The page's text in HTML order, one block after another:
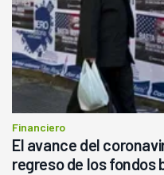
Financiero
El avance del
regreso de los fondos